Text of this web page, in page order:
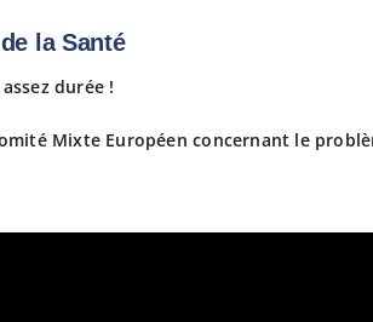
la Santé
durée !
Mixte Européen concernant le